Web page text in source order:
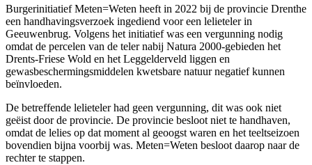
Burgerinitiatief Meten=Weten heeft in 2022 bij de provincie Drenthe
een handhavingsverzoek ingediend voor een lelieteler in
Geeuwenbrug. Volgens het initiatief was een vergunning nodig
omdat de percelen van de teler nabij Natura 2000-gebieden het
Drents-Friese Wold en het Leggelderveld liggen en
gewasbeschermingsmiddelen kwetsbare natuur negatief kunnen
beïnvloeden.
De betreffende lelieteler had geen vergunning, dit was ook niet
geëist door de provincie. De provincie besloot niet te handhaven,
omdat de lelies op dat moment al geoogst waren en het teeltseizoen
bovendien bijna voorbij was. Meten=Weten besloot daarop naar de
rechter te stappen.